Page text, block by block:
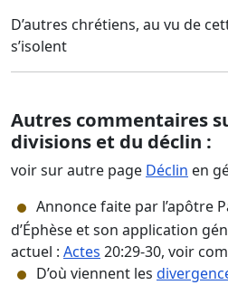
D’autres chrétiens, au vu de
s’isolent
Autres commentaires
divisions et du déclin :
voir sur autre page Déclin en
Annonce faite par l’apôtre
d’Éphèse et son application
actuel : Actes 20:29-30, voir
D’où viennent les